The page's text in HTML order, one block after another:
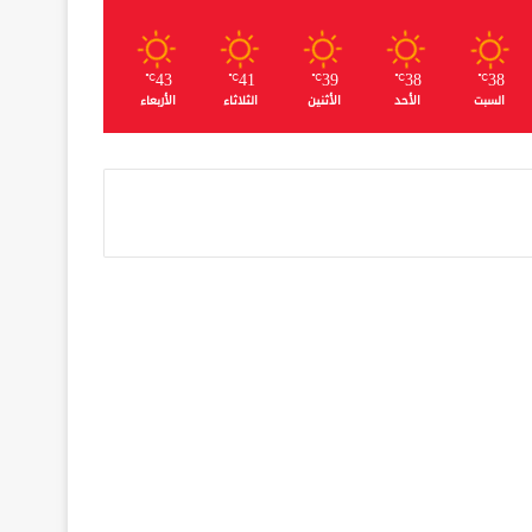
38
℃
السبت
38
℃
الأحد
39
℃
الأثنين
41
℃
الثلاثاء
43
℃
الأربعاء